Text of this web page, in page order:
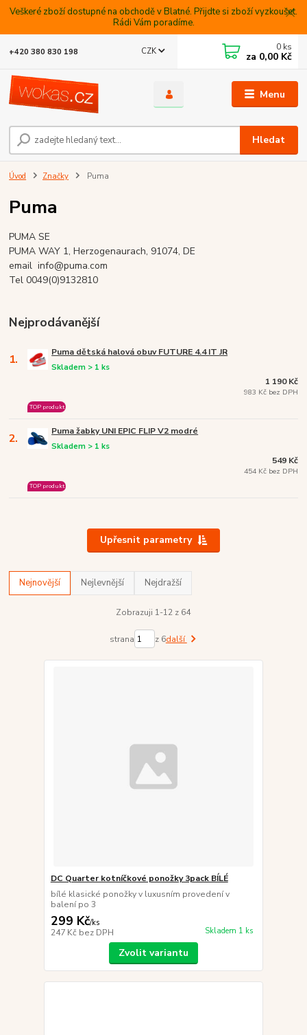
Veškeré zboží dostupné na obchodě v Blatné. Přijdte si zboží vyzkoušet.
Rádi Vám poradíme.
Menu
CZK
Hledat
+420 380 830 198 0 ks
za 0,00 Kč
Úvod Značky Puma
Puma
PUMA SE
PUMA WAY 1, Herzogenaurach, 91074, DE
email info@puma.com
Tel 0049(0)9132810
Nejprodávanější
1. Puma dětská halová obuv FUTURE 4.4 IT JR
Skladem > 1 ks
TOP produkt
1 190 Kč
983 Kč bez DPH
2. Puma žabky UNI EPIC FLIP V2 modré
Skladem > 1 ks
TOP produkt
549 Kč
454 Kč bez DPH
Upřesnit parametry
Nejnovější Nejlevnější Nejdražší
Zobrazuji 1-12 z 64
strana z 6další
DC Quarter kotníčkové ponožky 3pack BÍLÉ
bílé klasické ponožky v luxusním provedení v
balení po 3
299 Kč/ks
247 Kč bez DPH Skladem 1 ks
Zvolit variantu